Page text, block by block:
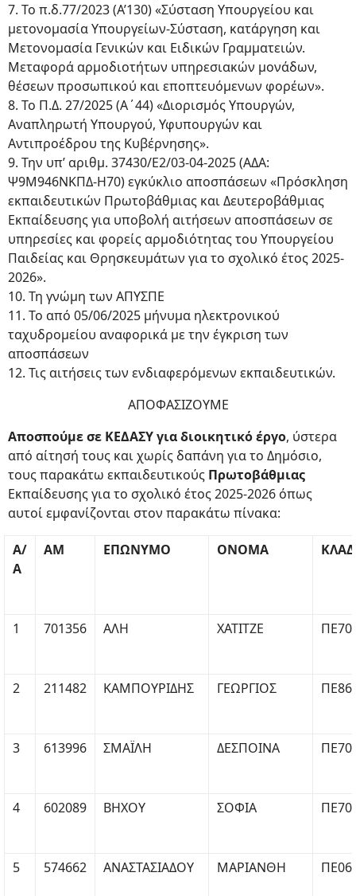
7. Το π.δ.77/2023 (Α’130) «Σύσταση Υπουργείου και
μετονομασία Υπουργείων-Σύσταση, κατάργηση και
Μετονομασία Γενικών και Ειδικών Γραμματειών.
Μεταφορά αρμοδιοτήτων υπηρεσιακών μονάδων,
θέσεων προσωπικού και εποπτευόμενων φορέων».
8. To Π.Δ. 27/2025 (Α΄44) «Διορισμός Υπουργών,
Αναπληρωτή Υπουργού, Υφυπουργών και
Αντιπροέδρου της Κυβέρνησης».
9. Την υπ’ αριθμ. 37430/E2/03-04-2025 (ΑΔΑ:
Ψ9Μ946ΝΚΠΔ-Η70) εγκύκλιο αποσπάσεων «Πρόσκληση
εκπαιδευτικών Πρωτοβάθμιας και Δευτεροβάθμιας
Εκπαίδευσης για υποβολή αιτήσεων αποσπάσεων σε
υπηρεσίες και φορείς αρμοδιότητας του Υπουργείου
Παιδείας και Θρησκευμάτων για το σχολικό έτος 2025-
2026».
10. Τη γνώμη των ΑΠΥΣΠΕ
11. Το από 05/06/2025 μήνυμα ηλεκτρονικού
ταχυδρομείου αναφορικά με την έγκριση των
αποσπάσεων
12. Τις αιτήσεις των ενδιαφερόμενων εκπαιδευτικών.
ΑΠΟΦΑΣΙΖΟΥΜΕ
Αποσπούμε σε ΚΕΔΑΣΥ για διοικητικό έργο, ύστερα
από αίτησή τους και χωρίς δαπάνη για το Δημόσιο,
τους παρακάτω εκπαιδευτικούς Πρωτοβάθμιας
Εκπαίδευσης για το σχολικό έτος 2025-2026 όπως
αυτοί εμφανίζονται στον παρακάτω πίνακα:
Α/
Α
ΑΜ ΕΠΩΝΥΜΟ ΟΝΟΜΑ
1 701356 ΑΛΗ ΧΑΤΙΤΖΕ ΠΕ70
2 211482 ΚΑΜΠΟΥΡΙΔΗΣ ΓΕΩΡΓΙΟΣ ΠΕ86
3 613996 ΣΜΑΪΛΗ ΔΕΣΠΟΙΝΑ ΠΕ70
4 602089 ΒΗΧΟΥ ΣΟΦΙΑ ΠΕ70
5 574662 ΑΝΑΣΤΑΣΙΑΔΟΥ ΜΑΡΙΑΝΘΗ ΠΕ06